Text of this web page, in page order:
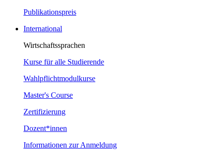
Publikationspreis
International
Wirtschaftssprachen
Kurse für alle Studierende
Wahlpflichtmodulkurse
Master's Course
Zertifizierung
Dozent*innen
Informationen zur Anmeldung